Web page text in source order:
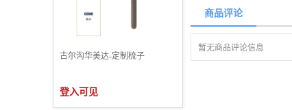
古尔沟华美达-定制梳子
登入可见
商品评论
暂无商品评论信息